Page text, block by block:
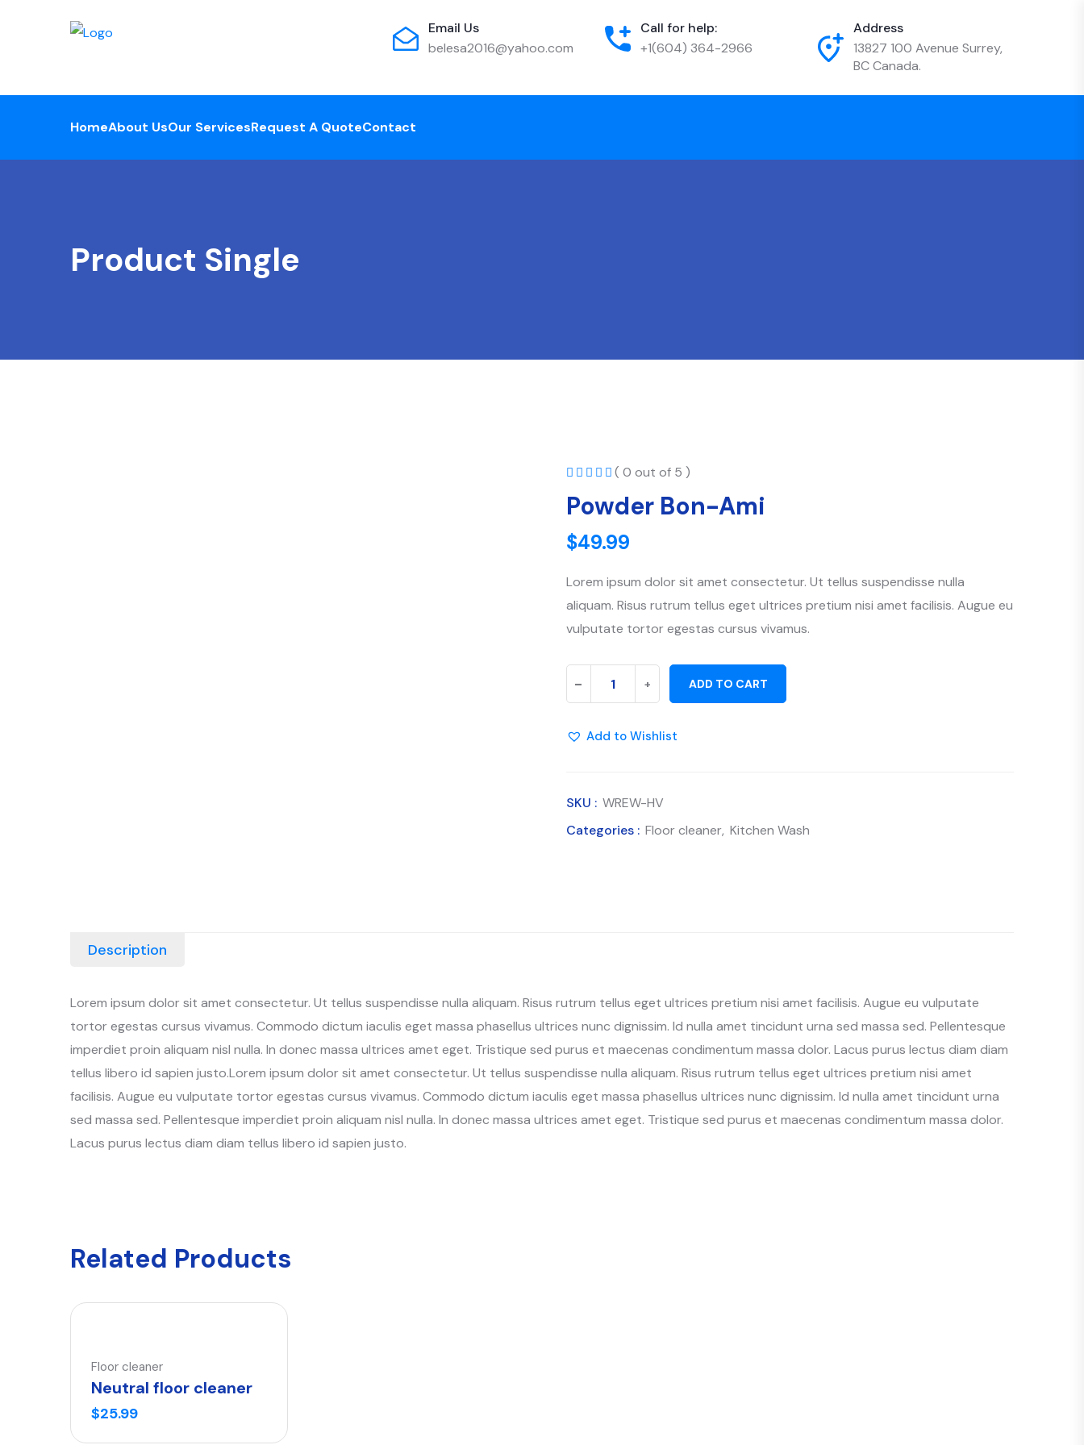
Email Us
belesa2016@yahoo.com
Call for help:
+1(604) 364-2966
Address
13827 100 Avenue Surrey,
BC Canada.
HomeAbout UsOur ServicesRequest A QuoteContact
Product Single
( 0 out of 5 )
Powder Bon-Ami
$49.99
Lorem ipsum dolor sit amet consectetur. Ut tellus suspendisse nulla
aliquam. Risus rutrum tellus eget ultrices pretium nisi amet facilisis. Augue eu
vulputate tortor egestas cursus vivamus.
Bon-
quantity
- + ADD TO CART
Add to Wishlist
SKU : WREW-HV
Categories : Floor cleaner, Kitchen Wash
Description
Lorem ipsum dolor sit amet consectetur. Ut tellus suspendisse nulla aliquam. Risus rutrum tellus eget ultrices pretium nisi amet facilisis. Augue eu vulputate
tortor egestas cursus vivamus. Commodo dictum iaculis eget massa phasellus ultrices nunc dignissim. Id nulla amet tincidunt urna sed massa sed. Pellentesque
imperdiet proin aliquam nisl nulla. In donec massa ultrices amet eget. Tristique sed purus et maecenas condimentum massa dolor. Lacus purus lectus diam diam
tellus libero id sapien justo.Lorem ipsum dolor sit amet consectetur. Ut tellus suspendisse nulla aliquam. Risus rutrum tellus eget ultrices pretium nisi amet
facilisis. Augue eu vulputate tortor egestas cursus vivamus. Commodo dictum iaculis eget massa phasellus ultrices nunc dignissim. Id nulla amet tincidunt urna
sed massa sed. Pellentesque imperdiet proin aliquam nisl nulla. In donec massa ultrices amet eget. Tristique sed purus et maecenas condimentum massa dolor.
Lacus purus lectus diam diam tellus libero id sapien justo.
Related Products
Floor cleaner
Neutral floor cleaner
$25.99